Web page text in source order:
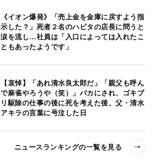
《イオン爆発》「売上金を金庫に戻すよう指
示した？」死者２名のハビタの店長に問うと
涙を流し…社員は「入口によっては入れたこ
ともあったようです」
【哀悼】「あれ清水良太郎だ」「親父も呼ん
で麻雀やろうや（笑）」バカにされ、ゴキブ
リ駆除の仕事の後に死を考えた後、父・清水
アキラの言葉に号泣した日
ニュースランキングの一覧を見る